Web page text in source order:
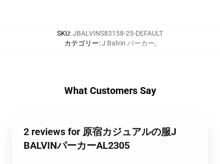
SKU:JBALVINS83158-25-DEFAULT
カテゴリー:J Balvin パーカー,
What Customers Say
2 reviews for 原宿カジュアルの服J
BALVINパーカーAL2305